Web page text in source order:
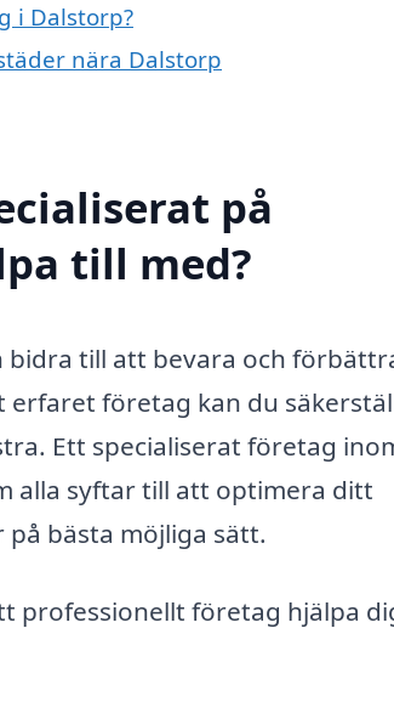
i Dalstorp?
nära Dalstorp
på
till med?
bidra till att bevara och
erfaret företag kan du
Ett specialiserat företag
alla syftar till att optimera ditt
bästa möjliga sätt.
professionellt företag hjälpa